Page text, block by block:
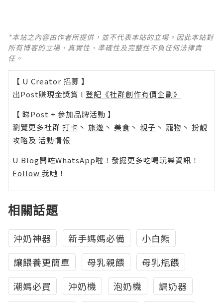
*本站之內容由作者所提供，並不代表本站的立場。因此本站對
所有博客的立場、真實性、準確性及完整性不負任何法律責
任。
【 U Creator 招募 】
出Post賺現金獎賞 l 登記《社群創作有價企劃》
【 睇Post + 參加品牌活動 】
瀏覽更多社群 打卡 丶 旅遊 丶 美食 丶 親子 丶 寵物 丶 扮靚
攻略及 活動情報
U Blog開咗WhatsApp啦！發掘更多吃喝玩樂資訊！
Follow 我哋 ！
相關話題
沖奶神器 新手媽媽必備
小白熊
讓餵養更簡單
母乳親餵
母乳瓶餵
潮媽必買
沖奶機 泡奶機
調奶器